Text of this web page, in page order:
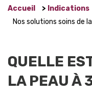
Accueil > Indications
Nos solutions soins de
QUELLE
LA PEAU À